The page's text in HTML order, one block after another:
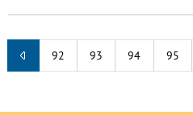
92 93 94 95